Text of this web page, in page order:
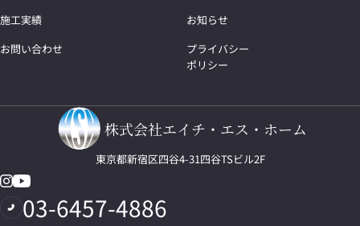
施工実績
お知らせ
お問い合わせ
プライバシー
ポリシー
株式会社エイチ・エス・ホーム
東京都新宿区四谷4-31四谷TSビル2F
03-6457-4886